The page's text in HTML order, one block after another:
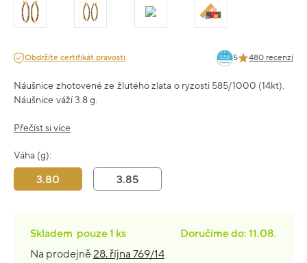
Obdržíte certifikát pravosti 5 480 recenzí
Náušnice zhotovené ze žlutého zlata o ryzosti 585/1000 (14kt).
Náušnice váží 3.8 g.
Přečíst si více
Váha (g):
3.80 3.85
Skladem pouze1 ks
Doručíme do: 11.08.
Na prodejně28. října 769/14